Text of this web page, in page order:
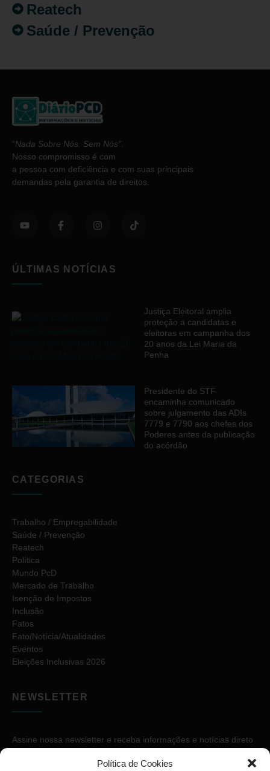
Política de Cookies
Reatech
Saúde / Prevenção
“Nada Sobre Nós. Sem Nós”
Nosso compromisso é com
a pessoa com deficiência e com suas principais
demandas pela garantia de direitos.
ÚLTIMAS NOTÍCIAS
Justiça Eleitoral amplia
proteção a candidatas e
eleitoras em campanha dos
20 anos da Lei Maria da
Penha
Presidente do STF
encaminha comunicado
sobre julgamento das ADIs
7779 e 7790 aos chefes dos
Poderes antes da publicação
do acórdão
CATEGORIAS
Trabalho / Empregabilidade
Saúde / Prevenção
Reatech
Política
Mundo PcD
Mercado de Trabalho
Isenção de Impostos
Inclusão
Fatos
Fato/Notícia/Atualidades
Eventos
Eleições Inclusivas 2026
NEWSLETTER
Assine nossa newsletter e receba informações e notícias direto